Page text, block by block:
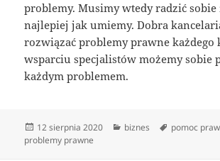
problemy. Musimy wtedy radzić sobie
najlepiej jak umiemy. Dobra
rozwiązać problemy prawne każdego
wsparciu specjalistów możemy sobie
każdym problemem.
Data
publikacji
12 sierpnia 2020 Kategorie
biznes Tagi
pomoc
problemy prawne